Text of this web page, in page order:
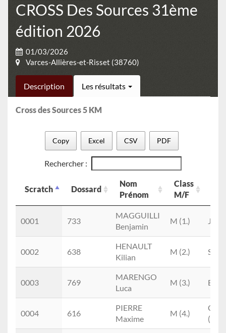
CROSS Des Sources 31ème
édition 2026
01/03/2026
Varces-Allières-et-Risset (38760)
Description Les résultats
Cross des Sources 5 KM
Copy Excel CSV PDF
Rechercher :
Scratch Dossard
Nom
Prénom
Class
M/F
Nom
Prénom
M/F
0001 733
MAGGUILLI
Benjamin
M (1.)
0002 638
HENAULT
Kilian
M (2.) SEM
0003 769
MARENGO
Luca
M (3.) ESM
0004 616
PIERRE
Maxime
M (4.)
CAM
(1.)